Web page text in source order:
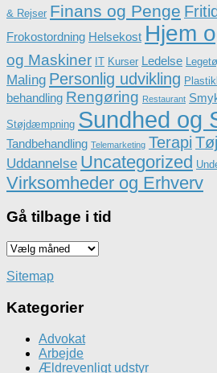
& Rejser Finans og Penge
Frokostordning Helsekost Hjem
og Maskiner IT Kurser Ledelse
Maling Personlig udvikling
behandling Rengøring Restaurant
Støjdæmpning Sundhed og
Tandbehandling Telemarketing Terapi
Uddannelse Uncategorized
Virksomheder og Erhverv
Gå tilbage i tid
Gå
iSitemap
Kategorier
Advokat
Arbejde
Ældrevenligt udstyr